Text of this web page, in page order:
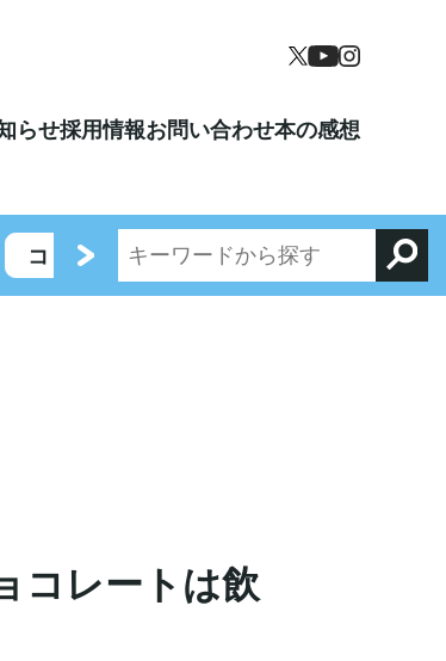
らせ採用情報お問い合わせ本の感想
コミックエッセイ／エンターテイメント
コレートは飲